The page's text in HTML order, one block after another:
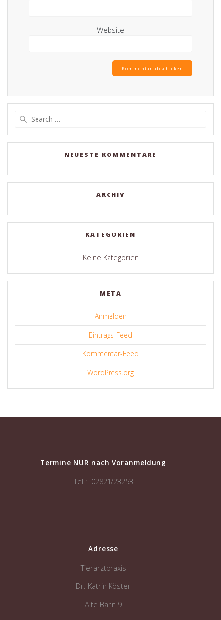
Website
NEUESTE KOMMENTARE
ARCHIV
KATEGORIEN
Keine Kategorien
META
Anmelden
Eintrags-Feed
Kommentar-Feed
WordPress.org
Termine NUR nach Voranmeldung
Tel.: 02821/23253
Adresse
Tierarztpraxis
Dr. Katrin Köster
Alte Bahn 9